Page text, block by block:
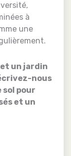
à
une
un jardin
nous
sol pour
et un